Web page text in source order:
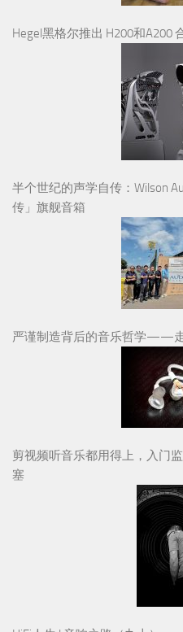
Hegel黑格尔推出 H200和A200
半个世纪的声学自传：Wilson
传」旗舰音箱
严谨制造背后的音乐哲学——走
剪视频听音乐都用得上，入门
塞